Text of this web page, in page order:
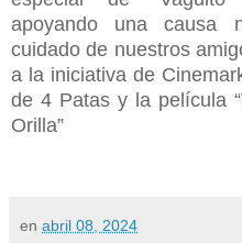
apoyando una causa
cuidado de nuestros
a la iniciativa de
de 4 Patas y la película
Orilla”
en abril 08, 2024